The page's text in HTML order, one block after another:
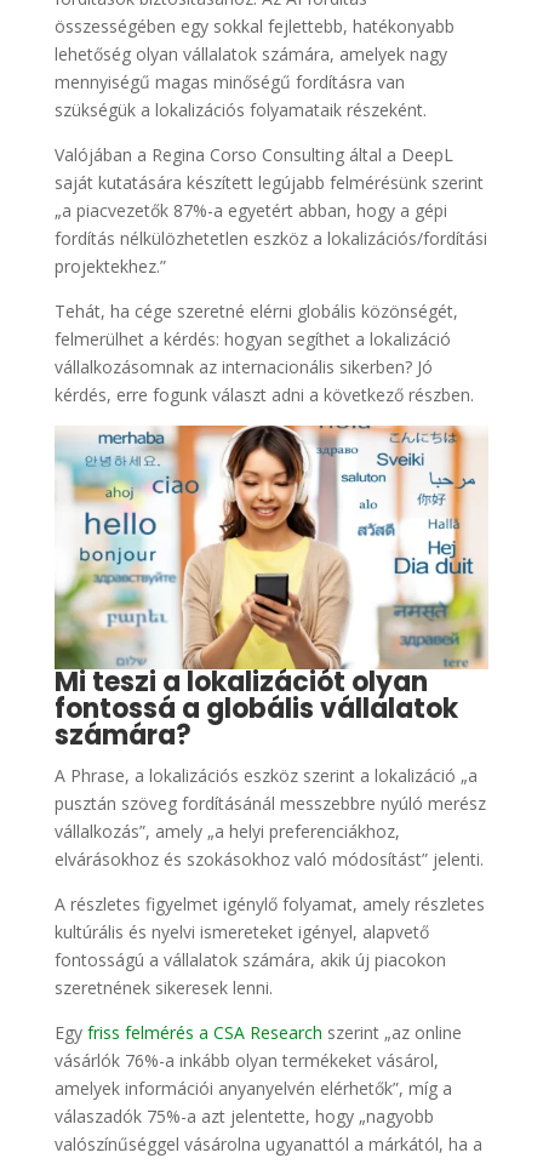
összességében egy sokkal fejlettebb, hatékonyabb
lehetőség olyan vállalatok számára, amelyek nagy
mennyiségű magas minőségű fordításra van
szükségük a lokalizációs folyamataik részeként.
Valójában a Regina Corso Consulting által a DeepL
saját kutatására készített legújabb felmérésünk szerint
„a piacvezetők 87%-a egyetért abban, hogy a gépi
fordítás nélkülözhetetlen eszköz a lokalizációs/fordítási
projektekhez.”
Tehát, ha cége szeretné elérni globális közönségét,
felmerülhet a kérdés: hogyan segíthet a lokalizáció
vállalkozásomnak az internacionális sikerben? Jó
kérdés, erre fogunk választ adni a következő részben.
Mi teszi a lokalizációt olyan
fontossá a globális vállalatok
számára?
A Phrase, a lokalizációs eszköz szerint a lokalizáció „a
pusztán szöveg fordításánál messzebbre nyúló merész
vállalkozás”, amely „a helyi preferenciákhoz,
elvárásokhoz és szokásokhoz való módosítást” jelenti.
A részletes figyelmet igénylő folyamat, amely részletes
kultúrális és nyelvi ismereteket igényel, alapvető
fontosságú a vállalatok számára, akik új piacokon
szeretnének sikeresek lenni.
Egy friss felmérés a CSA Research szerint „az online
vásárlók 76%-a inkább olyan termékeket vásárol,
amelyek információi anyanyelvén elérhetők”, míg a
válaszadók 75%-a azt jelentette, hogy „nagyobb
valószínűséggel vásárolna ugyanattól a márkától, ha a